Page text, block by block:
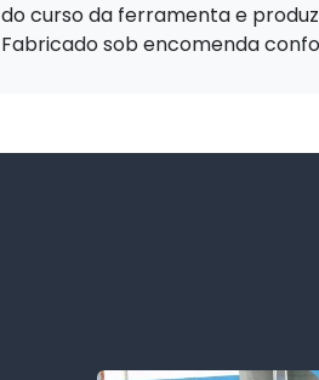
do curso da ferramenta e
Fabricado sob encomenda